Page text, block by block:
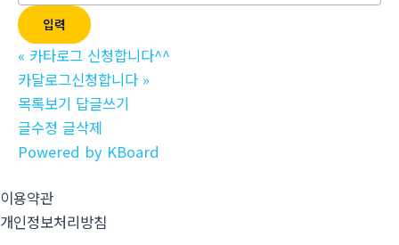
« 카타로그 신청합니다^^
카달로그신청합니다 »
목록보기 답글쓰기
글수정 글삭제
Powered by KBoard
이용약관
개인정보처리방침